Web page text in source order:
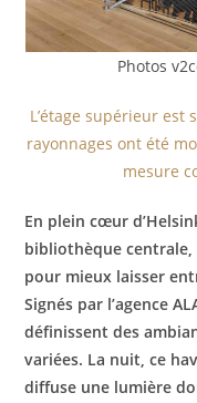
Photos
L’étage supérieur est
rayonnages ont été
mesure
En plein cœur
bibliothèque centrale,
pour mieux laisser
Signés par l’agence
définissent des
variées. La nuit, ce
diffuse une lumière